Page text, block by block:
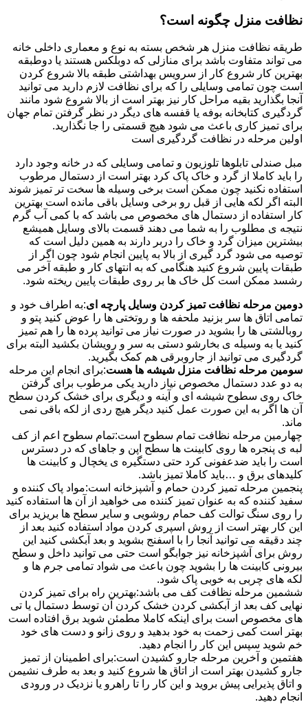
نظافت منزل چگونه است؟
طریقه نظافت منزل هر شخص بسته به نوع و معماری داخلی خانه
می تواند متفاوت باشد برای منازلی که دوبلکس هستند یا دوطبقه
بهترین کار شروع کار از سرویس بهداشتی طبقه بالا شروع کردن
است چون تمامی وسایلی را که برای نظافت لازم دارید می توانید
آنجا بگذارید بقیه مراحل کار نیز بهتر است از بالا شروع شود مانند
گردگیری کتابخانه بوفه یا قفسه های دیگر در نظر گرفتن تمام جهان
برای تمیز کاری باعث می شود هیچ قسمتی را جا نگذارید.
اولین مرحله در نظافت گردگیری است
مبل صندلی تابلوها تلوزیون و تمامی وسایلی که در خانه وجود دارد
را باید کاملا از گرد و خاک پاک کرد بهتر است از دستمال مرطوب
استفاده نکنید چون ممکن است برخی وسیله ها سخت تر تمیز شوند
البته اگر لکه هایی از قبل رو برخی وسایل باقی مانده است بهترین
کار استفاده از دستمال های مخصوص می باشد که با کمی آب گرم
نتیجه ی مطلوب را به شما می دهند قسمت بالای وسایل همیشع
بیشترین میزان گرد و خاک را دربر دارند به همین دلیل است که
توصیه می شود گرد گیری از بالا به پایین انجام شود چون اگر از
طبقات پایین شروع کنید هنگامی که به انتهای کار و طبقه آخر می
رشسد ممکن است کل خاک ها بر روی طبقات پایین ریخته شود.
دومین مرحله نظافت تمیز کردن وسایل پارچه ای:به اطراف خود و
تمامی اتاق ها سر بزنید ملحفه ها و روتختی ها را عوض کنید پتو و
روبالشتی ها را بشوید در صورت نیاز می توانید پرده ها را هم تمیز
کنید یا به وسیله ی بخارشو دستی به سر و رویشان بکشید البته برای
گردگیری می توانید از جاروبرقی هم کمک بگیرید.
سومین مرحله نظافت منزل شیشه ها هست:برای انجام این مرحله
به دو عدد دستمال مخصوص نیاز دارید یکی مرطوب برای گرفتن
خاک روی سطوح شیشه ای و آینه و دیگری برای خشک کردن سطح
آن ها اگر به این صورت عمل کنید دیگر هیچ ردی از لکه باقی نمی
ماند.
چهارمین مرحله نظافت تمام سطوح است:تمام سطوح اعم از کف
لبه ی پنجره ها روی کابینت ها سطح اپن و جاهای که در دسترس
است را باید ضدعفونی کرد حتی دستگیره ی یخچال و کابینت ها
کلیدهای برق و …باید کاملا تمیز باشد.
پنجمین مرحله تمیز کردن حمام و آشپزخانه است:مواد پاک کننده و
سفید کننده که به عنوان تمیز کننده می خواهید از آن ها استفاده کنید
را روی سنگ توالت کف حمام روشویی و سایر سطح ها بریزید برای
این کار بهتر است از روش اسپری کردن مواد استفاده کنید بعد از
چند دقیقه می توانید آنجا را با اسفنج بشوید و بعد آبکشی کنید این
روش برای آشپزخانه نیز جوابگو است حتی می توانید داخل و سطح
بیرونی کابینت ها را بشوید چون باعث می شواد تمامی جرم ها و
لکه های چربی به خوبی پاک شود.
ششمین مرحله نظافت کف می باشد:بهترین راه برای تمیز کردن
نهایی کف بعد از آبکشی کردن خشک کردن آن توسط دستمال یا تی
های مخصوص است برای اینکه کاملا مطمئن شوید برق افتاده است
بهتر است کمی زحمت به خود بدهید و روی زانو و دست های خود
خم شوید سپس این کار را انجام دهید.
هفتمین و آخرین مرحله جارو کشیدن است:برای اطمینان از تمیز
جارو کشیدن بهتر است از اتاق ها شروع کنید و بعد به طرف نشیمن
و اتاق پذیرایی پیش بروید و این کار را تا راهرو یا نزدیک در ورودی
انجام دهید.